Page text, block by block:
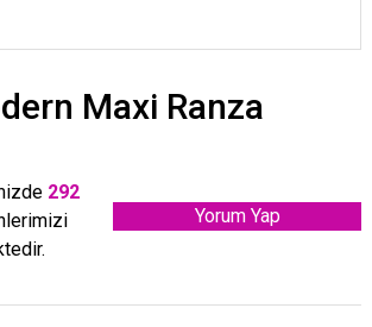
Maxi Ranza
292
Yorum Yap